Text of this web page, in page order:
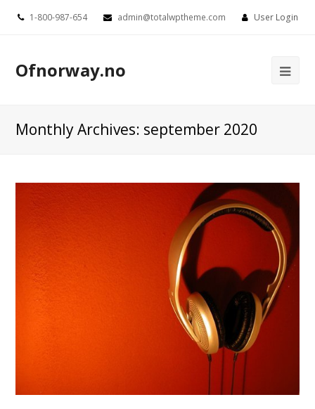
1-800-987-654 admin@totalwptheme.com User Login
Ofnorway.no
Monthly Archives: september 2020